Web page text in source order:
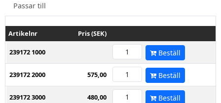
Passar till
Artikelnr Pris (SEK)
239172 1000 Beställ
239172 2000 575,00 Beställ
239172 3000 480,00 Beställ